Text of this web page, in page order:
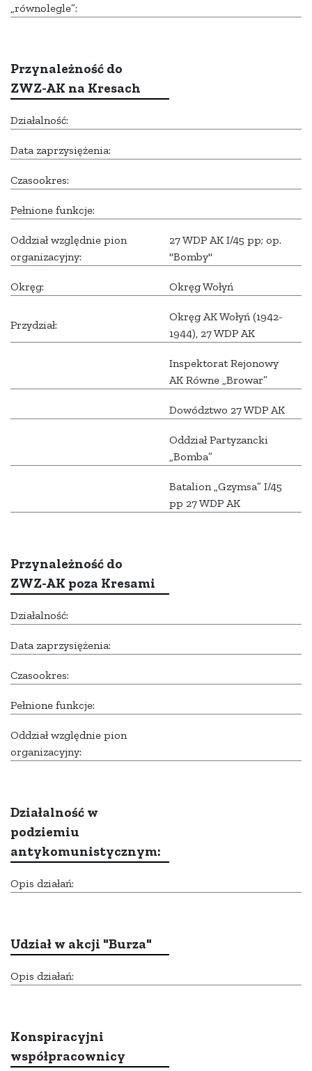
„równolegle”:
Przynależność do
ZWZ-AK na Kresach
Działalność:
Data zaprzysiężenia:
Czasookres:
Pełnione funkcje:
Oddział względnie pion
organizacyjny:
27 WDP AK I/45 pp; op.
"Bomby"
Okręg: Okręg Wołyń
Przydział:
Okręg AK Wołyń (1942-
1944), 27 WDP AK
Inspektorat Rejonowy
AK Równe „Browar”
Dowództwo 27 WDP AK
Oddział Partyzancki
„Bomba”
Batalion „Gzymsa” I/45
pp 27 WDP AK
Przynależność do
ZWZ-AK poza Kresami
Działalność:
Data zaprzysiężenia:
Czasookres:
Pełnione funkcje:
Oddział względnie pion
organizacyjny:
Działalność w
podziemiu
antykomunistycznym:
Opis działań:
Udział w akcji "Burza"
Opis działań:
Konspiracyjni
współpracownicy